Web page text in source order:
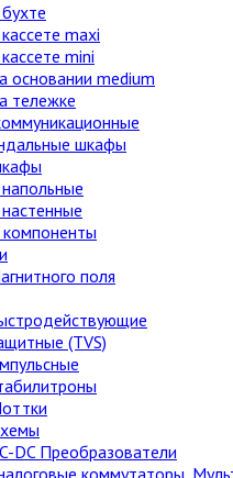
maxi
mini
основании medium
тележке
шкафы
поля
(TVS)
DC Преобразователи
коммутаторы,